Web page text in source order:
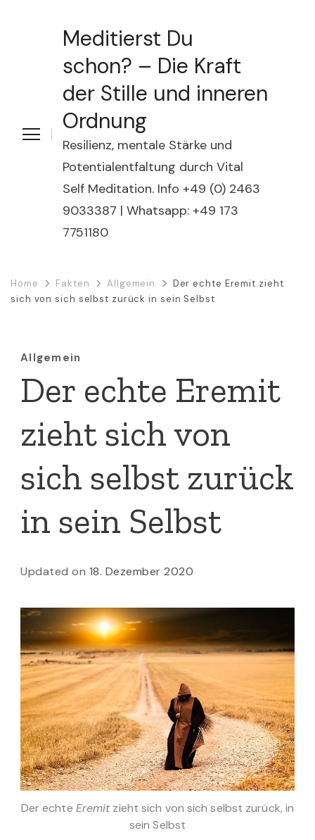
Meditierst Du
schon? – Die Kraft
der Stille und inneren
Ordnung
Resilienz, mentale Stärke und
Potentialentfaltung durch Vital
Self Meditation. Info +49 (0) 2463
9033387 | Whatsapp: +49 173
7751180
Home Fakten Allgemein
Der echte Eremit zieht
sich von sich selbst zurück in sein Selbst
Allgemein
Der echte Eremit
zieht sich von
sich selbst zurück
in sein Selbst
Updated on 18. Dezember 2020
Der echte Eremit zieht sich von sich selbst zurück, in
sein Selbst